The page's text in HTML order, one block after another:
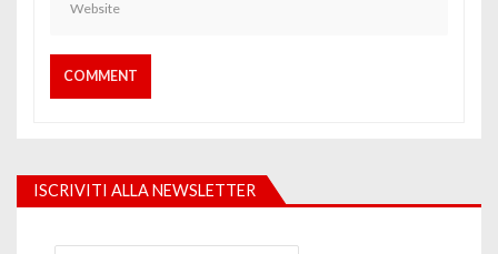
ISCRIVITI ALLA NEWSLETTER